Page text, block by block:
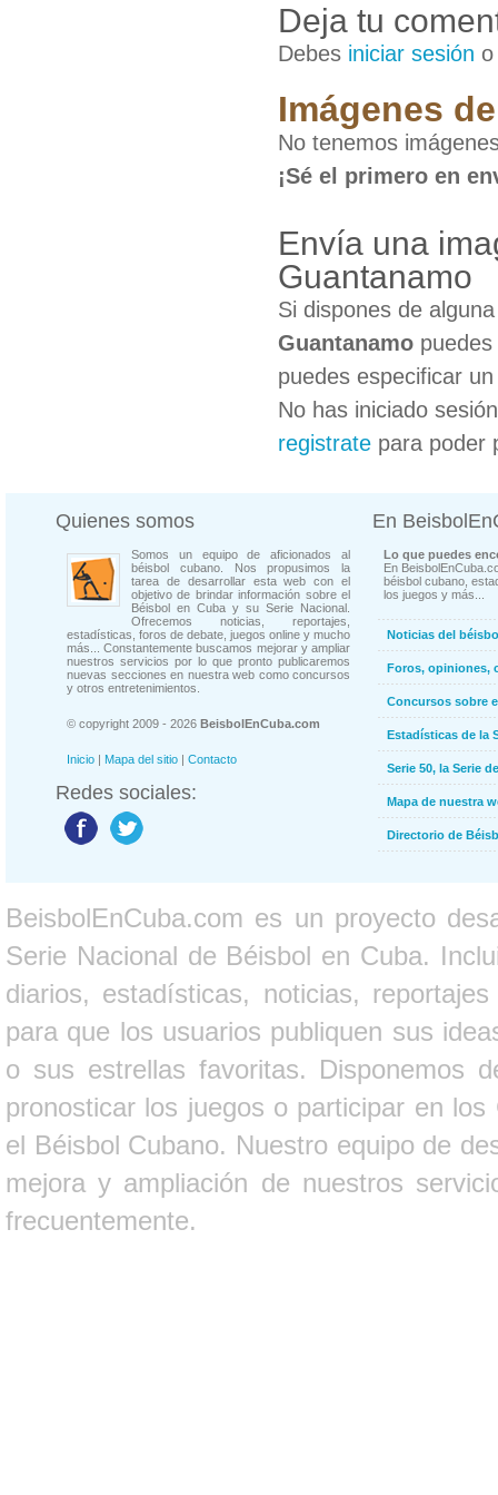
Deja tu
Debes iniciar sesión
Imágenes
No tenemos
¡Sé el primero en
Envía una
Guantanamo
Si dispones de
Guantanamo
puedes especificar
No has iniciado
registrate para poder
Quienes somos
Somos un equipo de aficionados al
béisbol cubano. Nos propusimos la
tarea de desarrollar esta web con el
objetivo de brindar información sobre el
Béisbol en Cuba y su Serie Nacional.
Ofrecemos noticias, reportajes,
estadísticas, foros de debate, juegos online y mucho
más... Constantemente buscamos mejorar y ampliar
nuestros servicios por lo que pronto publicaremos
nuevas secciones en nuestra web como concursos
y otros entretenimientos.
© copyright 2009 - 2026 BeisbolEnCuba.com
Inicio | Mapa del sitio | Contacto
Redes sociales:
En
Lo que puedes
En
béisbol cubano,
los juegos y más...
Noticias del
Foros, opiniones,
Concursos sobre
Estadísticas de la
Serie 50, la Serie
Mapa de nuestra
Directorio de
BeisbolEnCuba.com es un proyecto
Serie Nacional de Béisbol en Cuba.
diarios, estadísticas, noticias,
para que los usuarios publiquen sus
o sus estrellas favoritas. Disponemos
pronosticar los juegos o participar en
el Béisbol Cubano. Nuestro equipo de
mejora y ampliación de nuestros
frecuentemente.